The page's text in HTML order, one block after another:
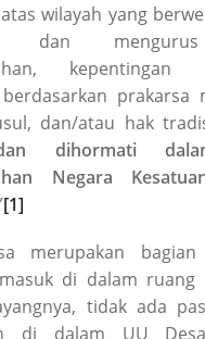
wilayah yang
dan
kepentingan
prakarsa
dan/atau hak
dihormati
Negara
[1]
merupakan
di dalam ruang
tidak ada
di dalam UU